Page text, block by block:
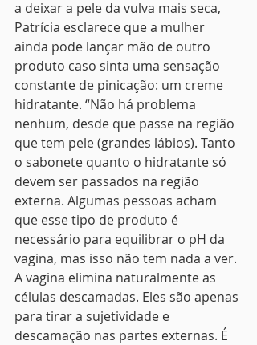
a deixar a pele da vulva mais seca,
Patrícia esclarece que a mulher
ainda pode lançar mão de outro
produto caso sinta uma sensação
constante de pinicação: um creme
hidratante. “Não há problema
nenhum, desde que passe na região
que tem pele (grandes lábios). Tanto
o sabonete quanto o hidratante só
devem ser passados na região
externa. Algumas pessoas acham
que esse tipo de produto é
necessário para equilibrar o pH da
vagina, mas isso não tem nada a ver.
A vagina elimina naturalmente as
células descamadas. Eles são apenas
para tirar a sujetividade e
descamação nas partes externas. É